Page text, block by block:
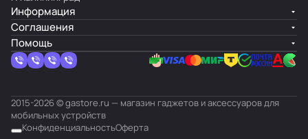
Информация
Соглашения
Помощь
2015-2026 © gastore.ru — магазин гаджетов и аксессуаров для
мобильных устройств
КонфиденциальностьОферта